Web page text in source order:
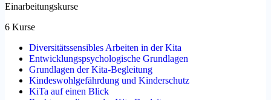
Einarbeitungskurse
6 Kurse
Diversitätssensibles Arbeiten in der Kita
Entwicklungspsychologische Grundlagen
Grundlagen der Kita-Begleitung
Kindeswohlgefährdung und Kinderschutz
KiTa auf einen Blick